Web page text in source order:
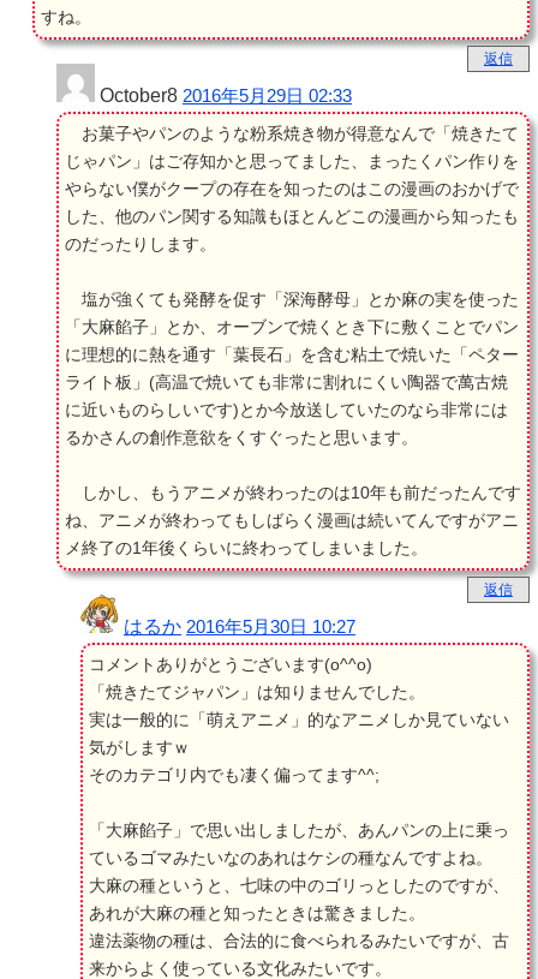
すね。
返信
October8 2016年5月29日 02:33
お菓子やパンのような粉系焼き物が得意なんで「焼きたて
じゃパン」はご存知かと思ってました、まったくパン作りを
やらない僕がクープの存在を知ったのはこの漫画のおかげで
した、他のパン関する知識もほとんどこの漫画から知ったも
のだったりします。
塩が強くても発酵を促す「深海酵母」とか麻の実を使った
「大麻餡子」とか、オーブンで焼くとき下に敷くことでパン
に理想的に熱を通す「葉長石」を含む粘土で焼いた「ペター
ライト板」(高温で焼いても非常に割れにくい陶器で萬古焼
に近いものらしいです)とか今放送していたのなら非常には
るかさんの創作意欲をくすぐったと思います。
しかし、もうアニメが終わったのは10年も前だったんです
ね、アニメが終わってもしばらく漫画は続いてんですがアニ
メ終了の1年後くらいに終わってしまいました。
返信
はるか 2016年5月30日 10:27
コメントありがとうございます(o^^o)
「焼きたてジャパン」は知りませんでした。
実は一般的に「萌えアニメ」的なアニメしか見ていない
気がしますｗ
そのカテゴリ内でも凄く偏ってます^^;
「大麻餡子」で思い出しましたが、あんパンの上に乗っ
ているゴマみたいなのあれはケシの種なんですよね。
大麻の種というと、七味の中のゴリっとしたのですが、
あれが大麻の種と知ったときは驚きました。
違法薬物の種は、合法的に食べられるみたいですが、古
来からよく使っている文化みたいです。